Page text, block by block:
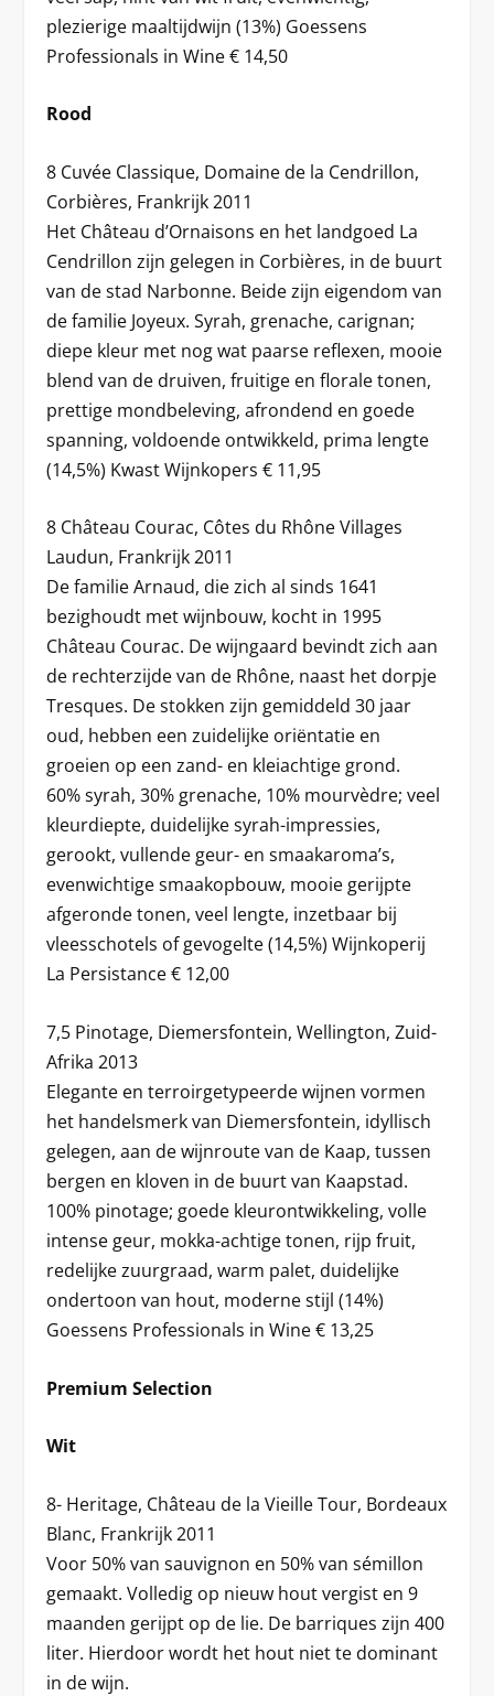
plezierige maaltijdwijn (13%) Goessens
Professionals in Wine € 14,50
Rood
8 Cuvée Classique, Domaine de la Cendrillon,
Corbières, Frankrijk 2011
Het Château d’Ornaisons en het landgoed La
Cendrillon zijn gelegen in Corbières, in de buurt
van de stad Narbonne. Beide zijn eigendom van
de familie Joyeux. Syrah, grenache, carignan;
diepe kleur met nog wat paarse reflexen, mooie
blend van de druiven, fruitige en florale tonen,
prettige mondbeleving, afrondend en goede
spanning, voldoende ontwikkeld, prima lengte
(14,5%) Kwast Wijnkopers € 11,95
8 Château Courac, Côtes du Rhône Villages
Laudun, Frankrijk 2011
De familie Arnaud, die zich al sinds 1641
bezighoudt met wijnbouw, kocht in 1995
Château Courac. De wijngaard bevindt zich aan
de rechterzijde van de Rhône, naast het dorpje
Tresques. De stokken zijn gemiddeld 30 jaar
oud, hebben een zuidelijke oriëntatie en
groeien op een zand- en kleiachtige grond.
60% syrah, 30% grenache, 10% mourvèdre; veel
kleurdiepte, duidelijke syrah-impressies,
gerookt, vullende geur- en smaakaroma’s,
evenwichtige smaakopbouw, mooie gerijpte
afgeronde tonen, veel lengte, inzetbaar bij
vleesschotels of gevogelte (14,5%) Wijnkoperij
La Persistance € 12,00
7,5 Pinotage, Diemersfontein, Wellington, Zuid-
Afrika 2013
Elegante en terroirgetypeerde wijnen vormen
het handelsmerk van Diemersfontein, idyllisch
gelegen, aan de wijnroute van de Kaap, tussen
bergen en kloven in de buurt van Kaapstad.
100% pinotage; goede kleurontwikkeling, volle
intense geur, mokka-achtige tonen, rijp fruit,
redelijke zuurgraad, warm palet, duidelijke
ondertoon van hout, moderne stijl (14%)
Goessens Professionals in Wine € 13,25
Premium Selection
Wit
8- Heritage, Château de la Vieille Tour, Bordeaux
Blanc, Frankrijk 2011
Voor 50% van sauvignon en 50% van sémillon
gemaakt. Volledig op nieuw hout vergist en 9
maanden gerijpt op de lie. De barriques zijn 400
liter. Hierdoor wordt het hout niet te dominant
in de wijn.